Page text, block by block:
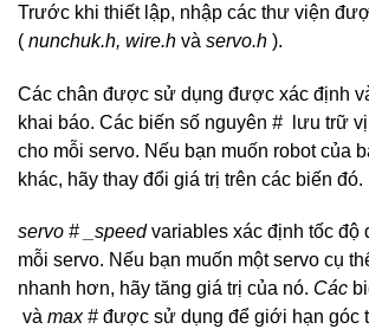
Trước khi thiết lập, nhập các thư viện
( nunchuk.h, wire.h và servo.h ).
Các chân được sử dụng được xác định
khai báo. Các biến số nguyên #
lưu trữ
cho mỗi servo. Nếu bạn muốn robot của
khác, hãy thay đổi giá trị trên các biến đó.
servo # _speedvariables xác định tốc độ
mỗi servo. Nếu bạn muốn một servo cụ
nhanh hơn, hãy tăng giá trị của nó. Các
và max # được sử dụng để giới hạn góc